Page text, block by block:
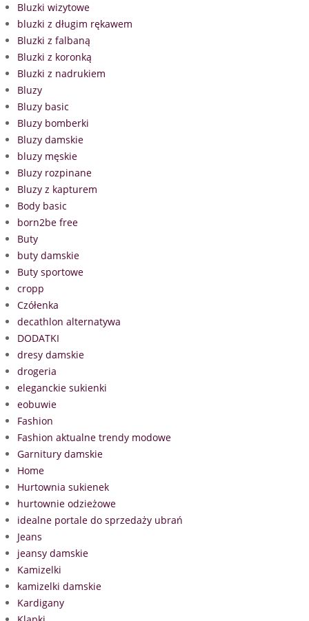
Bluzki wizytowe
bluzki z długim rękawem
Bluzki z falbaną
Bluzki z koronką
Bluzki z nadrukiem
Bluzy
Bluzy basic
Bluzy bomberki
Bluzy damskie
bluzy męskie
Bluzy rozpinane
Bluzy z kapturem
Body basic
born2be free
Buty
buty damskie
Buty sportowe
cropp
Czółenka
decathlon alternatywa
DODATKI
dresy damskie
drogeria
eleganckie sukienki
eobuwie
Fashion
Fashion aktualne trendy modowe
Garnitury damskie
Home
Hurtownia sukienek
hurtownie odzieżowe
idealne portale do sprzedaży ubrań
Jeans
jeansy damskie
Kamizelki
kamizelki damskie
Kardigany